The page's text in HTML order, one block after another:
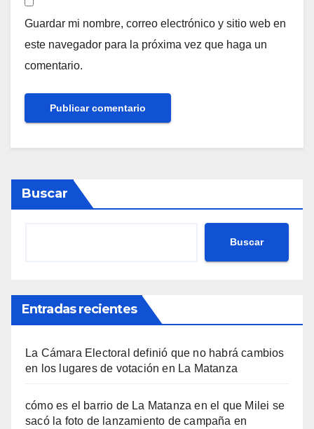
Guardar mi nombre, correo electrónico y sitio web en
este navegador para la próxima vez que haga un
comentario.
Buscar
Buscar
Entradas recientes
La Cámara Electoral definió que no habrá cambios
en los lugares de votación en La Matanza
cómo es el barrio de La Matanza en el que Milei se
sacó la foto de lanzamiento de campaña en